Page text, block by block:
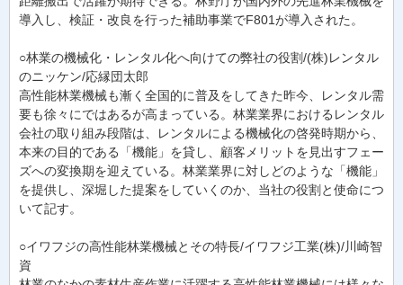
導入し、検証・改良を行った補助事業でF801が導入された。
○林業の機械化・レンタル化へ向けての弊社の役割/(株)レンタル
のニッケン/応縁団太郎
高性能林業機械も漸く全国的に普及をしてきた昨今、レンタル需
要も徐々にではあるが高まっている。林業業界におけるレンタル
会社の取り組み段階は、レンタルによる機械化の啓発時期から、
本来の目的である「機能」を貸し、顧客メリットを見出すフェー
ズへの変換期を迎えている。林業業界に対しどのような「機能」
を提供し、深堀した提案をしていくのか、当社の役割と使命につ
いて記す。
○イワフジの高性能林業機械とその特長/イワフジ工業(株)/川崎智
資